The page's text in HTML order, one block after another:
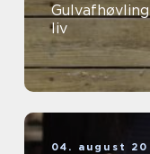
liv
04. august